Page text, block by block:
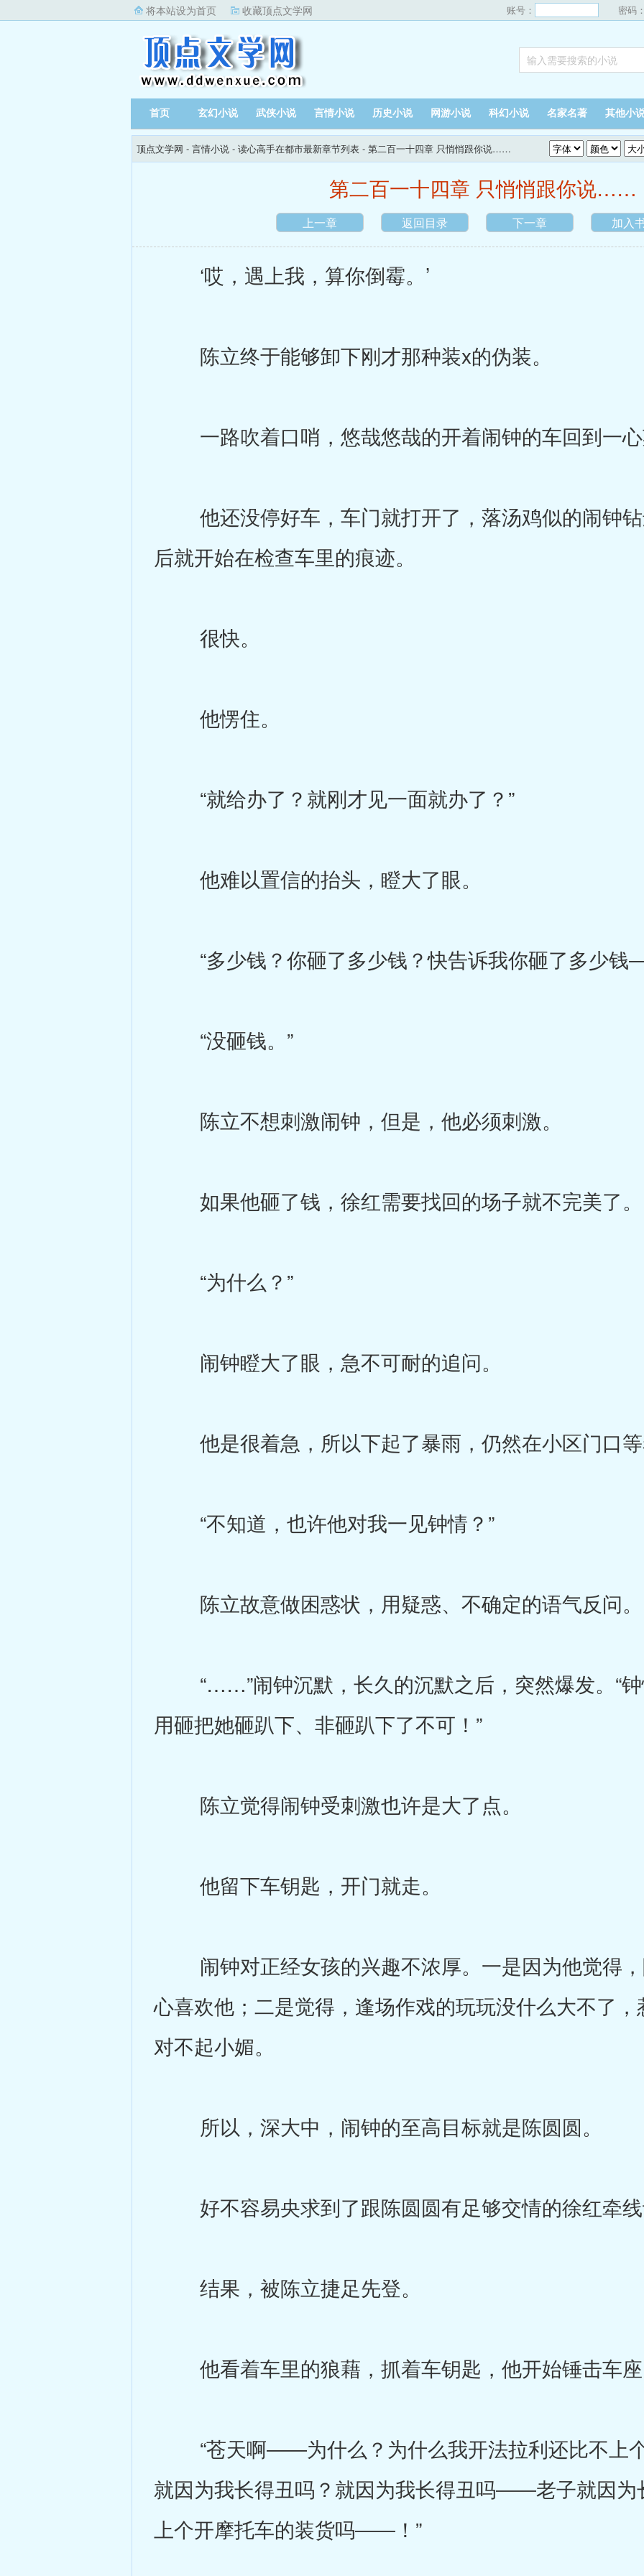
将本站设为首页 收藏顶点文学网 账号： 密码
首页 玄幻小说 武侠小说 言情小说 历史小说 网游小说 科幻小说 名家名著 其他小
顶点文学网 - 言情小说 - 读心高手在都市最新章节列表 - 第二百一十四章 只悄悄跟你说……
第二百一十四章 只悄悄跟你说……
上一章 返回目录 下一章 加入
‘哎，遇上我，算你倒霉。’
陈立终于能够卸下刚才那种装x的伪装。
一路吹着口哨，悠哉悠哉的开着闹钟的车回到一
他还没停好车，车门就打开了，落汤鸡似的闹钟钻
后就开始在检查车里的痕迹。
很快。
他愣住。
“就给办了？就刚才见一面就办了？”
他难以置信的抬头，瞪大了眼。
“多少钱？你砸了多少钱？快告诉我你砸了多少
“没砸钱。”
陈立不想刺激闹钟，但是，他必须刺激。
如果他砸了钱，徐红需要找回的场子就不完美了。
“为什么？”
闹钟瞪大了眼，急不可耐的追问。
他是很着急，所以下起了暴雨，仍然在小区门口
“不知道，也许他对我一见钟情？”
陈立故意做困惑状，用疑惑、不确定的语气反问。
“……”闹钟沉默，长久的沉默之后，突然爆发。“钟
用砸把她砸趴下、非砸趴下了不可！”
陈立觉得闹钟受刺激也许是大了点。
他留下车钥匙，开门就走。
闹钟对正经女孩的兴趣不浓厚。一是因为他觉得，
心喜欢他；二是觉得，逢场作戏的玩玩没什么大不了
对不起小媚。
所以，深大中，闹钟的至高目标就是陈圆圆。
好不容易央求到了跟陈圆圆有足够交情的徐红牵
结果，被陈立捷足先登。
他看着车里的狼藉，抓着车钥匙，他开始锤击车座
“苍天啊――为什么？为什么我开法拉利还比不上
就因为我长得丑吗？就因为我长得丑吗――老子就因为
上个开摩托车的装货吗――！”